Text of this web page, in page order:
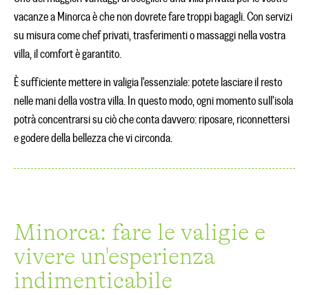
vacanze a Minorca è che non dovrete fare troppi bagagli. Con servizi
su misura come chef privati, trasferimenti o massaggi nella vostra
villa, il comfort è garantito.
È sufficiente mettere in valigia l'essenziale: potete lasciare il resto
nelle mani della vostra villa. In questo modo, ogni momento sull'isola
potrà concentrarsi su ciò che conta davvero: riposare, riconnettersi
e godere della bellezza che vi circonda.
Minorca: fare le valigie e
vivere un'esperienza
indimenticabile